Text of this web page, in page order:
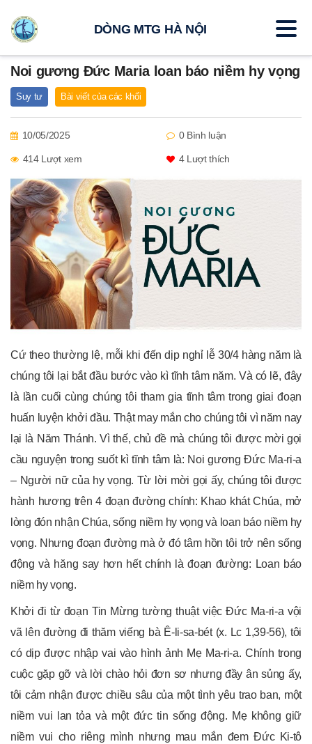
Noi gương Đức Maria loan báo niềm hy vọng
Suy tư Bài viết của các khối
10/05/2025 0 Bình luận
414 Lượt xem 4Lượt thích
Cứ theo thường lệ, mỗi khi đến dịp nghỉ lễ 30/4 hàng năm là
chúng tôi lại bắt đầu bước vào kì tĩnh tâm năm. Và có lẽ, đây
là lần cuối cùng chúng tôi tham gia tĩnh tâm trong giai đoạn
huấn luyện khởi đầu. Thật may mắn cho chúng tôi vì năm nay
lại là Năm Thánh. Vì thế, chủ đề mà chúng tôi được mời gọi
cầu nguyện trong suốt kì tĩnh tâm là: Noi gương Đức Ma-ri-a
– Người nữ của hy vọng. Từ lời mời gọi ấy, chúng tôi được
hành hương trên 4 đoạn đường chính: Khao khát Chúa, mở
lòng đón nhận Chúa, sống niềm hy vọng và loan báo niềm hy
vọng. Nhưng đoạn đường mà ở đó tâm hồn tôi trở nên sống
động và hăng say hơn hết chính là đoạn đường: Loan báo
niềm hy vọng.
Khởi đi từ đoạn Tin Mừng tường thuật việc Đức Ma-ri-a vội
vã lên đường đi thăm viếng bà Ê-li-sa-bét (x. Lc 1,39-56), tôi
có dịp được nhập vai vào hình ảnh Mẹ Ma-ri-a. Chính trong
cuộc gặp gỡ và lời chào hỏi đơn sơ nhưng đầy ân sủng ấy,
tôi cảm nhận được chiều sâu của một tình yêu trao ban, một
niềm vui lan tỏa và một đức tin sống động. Mẹ không giữ
niềm vui cho riêng mình nhưng mau mắn đem Đức Ki-tô
DÒNG MTG HÀ NỘI